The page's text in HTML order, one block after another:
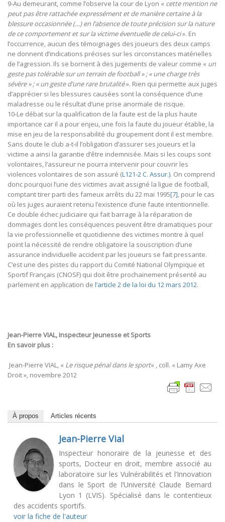
9-Au demeurant, comme l’observe la cour de Lyon « cette mention ne
peut pas être rattachée expressément et de manière certaine à la
blessure occasionnée (…) en l’absence de toute précision sur la nature
de ce comportement et sur la victime éventuelle de celui-ci». En
l’occurrence, aucun des témoignages des joueurs des deux camps
ne donnent d’indications précises sur les circonstances matérielles
de l’agression. Ils se bornent à des jugements de valeur comme « un
geste pas tolérable sur un terrain de football » ; « une charge très
sévère » ; « un geste d’une rare brutalité». Rien qui permette aux juges
d’apprécier si les blessures causées sont la conséquence d’une
maladresse ou le résultat d’une prise anormale de risque.
10-Le débat sur la qualification de la faute est de la plus haute
importance car il a pour enjeu, une fois la faute du joueur établie, la
mise en jeu de la responsabilité du groupement dont il est membre.
Sans doute le club a-t-il l’obligation d’assurer ses joueurs et la
victime a ainsi la garantie d’être indemnisée. Mais si les coups sont
volontaires, l’assureur ne pourra intervenir pour couvrir les
violences volontaires de son assuré (L121-2 C. Assur.). On comprend
donc pourquoi l’une des victimes avait assigné la ligue de football,
comptant tirer parti des fameux arrêts du 22 mai 1995[7], pour le cas
où les juges auraient retenu l’existence d’une faute intentionnelle.
Ce double échec judiciaire qui fait barrage à la réparation de
dommages dont les conséquences peuvent être dramatiques pour
la vie professionnelle et quotidienne des victimes montre à quel
point la nécessité de rendre obligatoire la souscription d’une
assurance individuelle accident par les joueurs se fait pressante.
C’est une des pistes du rapport du Comité National Olympique et
Sportif Français (CNOSF) qui doit être prochainement présenté au
parlement en application de l’article 2 de la loi du 12 mars 2012.
Jean-Pierre VIAL, Inspecteur Jeunesse et Sports
En savoir plus :
Jean-Pierre VIAL, « Le risque pénal dans le sport« , coll. « Lamy Axe
Droit », novembre 2012
À propos Articles récents
Jean-Pierre Vial
Inspecteur honoraire de la jeunesse et des
sports, Docteur en droit, membre associé au
laboratoire sur les Vulnérabilités et l’Innovation
dans le Sport de l’Université Claude Bernard
Lyon 1 (LVIS). Spécialisé dans le contentieux
des accidents sportifs.
voir la fiche de l'auteur